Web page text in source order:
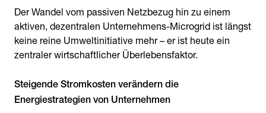
Der Wandel vom passiven Netzbezug hin zu einem
aktiven, dezentralen Unternehmens-Microgrid ist längst
keine reine Umweltinitiative mehr – er ist heute ein
zentraler wirtschaftlicher Überlebensfaktor.
Steigende Stromkosten verändern die